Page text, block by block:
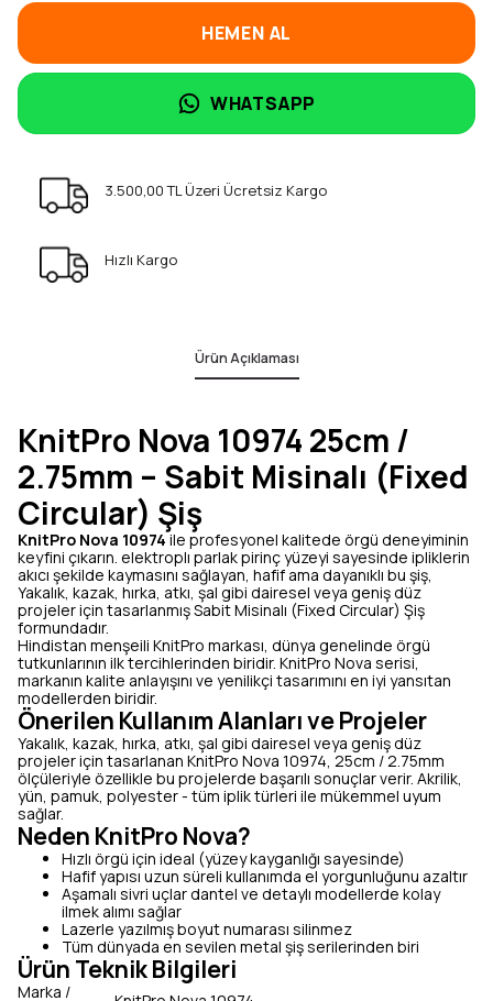
HEMEN AL
WHATSAPP
3.500,00 TL Üzeri Ücretsiz Kargo
Hızlı Kargo
Ürün Açıklaması
KnitPro Nova 10974 25cm /
2.75mm – Sabit Misinalı (Fixed
Circular) Şiş
KnitPro Nova 10974ile profesyonel kalitede örgü deneyiminin
keyfini çıkarın. elektroplı parlak pirinç yüzeyi sayesinde ipliklerin
akıcı şekilde kaymasını sağlayan, hafif ama dayanıklı bu şiş,
Yakalık, kazak, hırka, atkı, şal gibi dairesel veya geniş düz
projeler için tasarlanmış Sabit Misinalı (Fixed Circular) Şiş
formundadır.
Hindistan menşeili KnitPro markası, dünya genelinde örgü
tutkunlarının ilk tercihlerinden biridir. KnitPro Nova serisi,
markanın kalite anlayışını ve yenilikçi tasarımını en iyi yansıtan
modellerden biridir.
Önerilen Kullanım Alanları ve Projeler
Yakalık, kazak, hırka, atkı, şal gibi dairesel veya geniş düz
projeler için tasarlanan KnitPro Nova 10974, 25cm / 2.75mm
ölçüleriyle özellikle bu projelerde başarılı sonuçlar verir. Akrilik,
yün, pamuk, polyester - tüm iplik türleri ile mükemmel uyum
sağlar.
Neden KnitPro Nova?
Hızlı örgü için ideal (yüzey kayganlığı sayesinde)
Hafif yapısı uzun süreli kullanımda el yorgunluğunu azaltır
Aşamalı sivri uçlar dantel ve detaylı modellerde kolay
ilmek alımı sağlar
Lazerle yazılmış boyut numarası silinmez
Tüm dünyada en sevilen metal şiş serilerinden biri
Ürün Teknik Bilgileri
Marka /